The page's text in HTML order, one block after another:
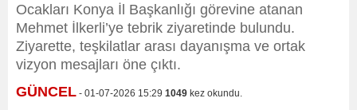
Ocakları Konya İl Başkanlığı görevine atanan
Mehmet İlkerli’ye tebrik ziyaretinde bulundu.
Ziyarette, teşkilatlar arası dayanışma ve ortak
vizyon mesajları öne çıktı.
GÜNCEL - 01-07-2026 15:29 1049 kez okundu.